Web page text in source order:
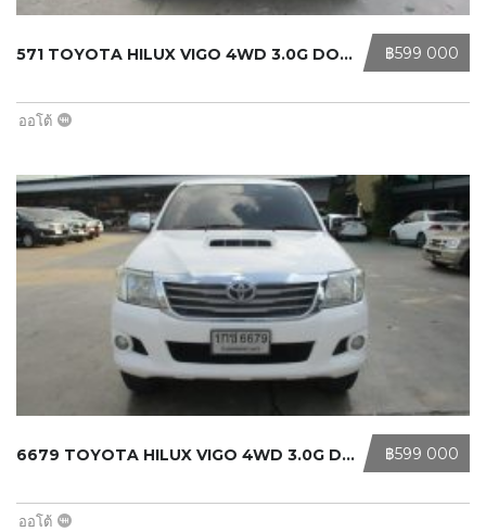
‎฿599 000
571 TOYOTA HILUX VIGO 4WD 3.0G DOUB ...
ออโต้
‎฿599 000
6679 TOYOTA HILUX VIGO 4WD 3.0G DOU ...
ออโต้